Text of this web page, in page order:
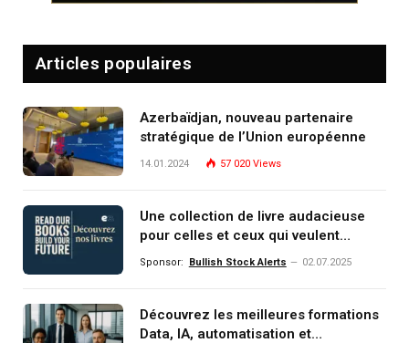
Articles populaires
Azerbaïdjan, nouveau partenaire
stratégique de l’Union européenne
14.01.2024 57 020 Views
Une collection de livre audacieuse
pour celles et ceux qui veulent
comprendre, investir et dominer le
Sponsor: Bullish Stock Alerts 02.07.2025
Découvrez les meilleures formations
Data, IA, automatisation et